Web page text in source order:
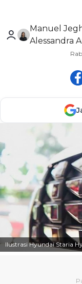
Manuel
Alessandra
Ilustrasi Hyundai Staria